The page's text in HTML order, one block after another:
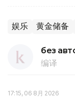
娱乐 黄金储备
без
编译
17:15, 06 8月 2026